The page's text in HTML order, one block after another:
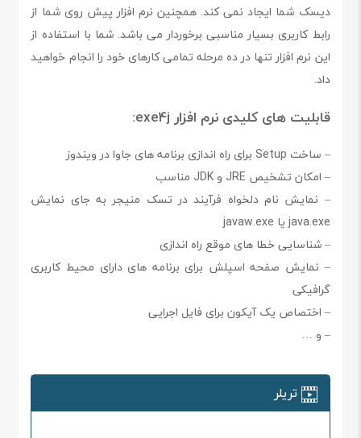
دیسک شما ایجاد نمی کند. همچنین نرم افزار پیش روی شما از
رابط کاربری بسیار مناسبی برخوردار می باشد. شما با استفاده از
این نرم افزار تنها در ده مرحله تمامی کارهای خود را انجام خواهید
داد.
قابلیت های کلیدی نرم افزار exe4j:
– ساخت Setup برای راه اندازی برنامه های جاوا در ویندوز
– امکان تشخیص JRE و JDK مناسب
– نمایش نام دلخواه فرآیند در تسک منیجر به جای نمایش
java.exe یا javaw.exe
– شناسایی خطا های موقع راه اندازی
– نمایش صفحه اسپلش برای برنامه های دارای محیط کاربری
گرافیکی
– اختصاص یک آیکون برای فایل اجرایی
– و …
تریلر